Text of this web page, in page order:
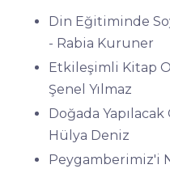
Din Eğitiminde
- Rabia Kuruner
Etkileşimli Kitap
Şenel Yılmaz
Doğada
Hülya Deniz
Peygamberimiz'i